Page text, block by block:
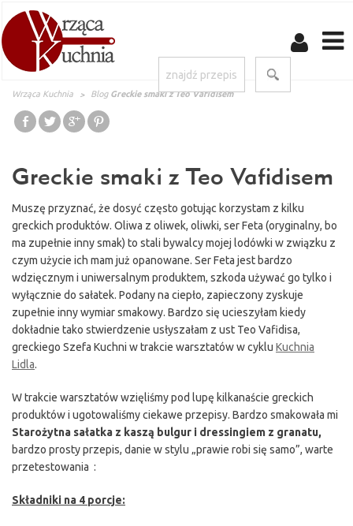
Wrząca Kuchnia Blog Greckie smaki z Teo Vafidisem
Greckie smaki z Teo Vafidisem
Muszę przyznać, że dosyć często gotując korzystam z kilku
greckich produktów. Oliwa z oliwek, oliwki, ser Feta (oryginalny, bo
ma zupełnie inny smak) to stali bywalcy mojej lodówki w związku z
czym użycie ich mam już opanowane. Ser Feta jest bardzo
wdzięcznym i uniwersalnym produktem, szkoda używać go tylko i
wyłącznie do sałatek. Podany na ciepło, zapieczony zyskuje
zupełnie inny wymiar smakowy. Bardzo się ucieszyłam kiedy
dokładnie tako stwierdzenie usłyszałam z ust Teo Vafidisa,
greckiego Szefa Kuchni w trakcie warsztatów w cyklu Kuchnia
Lidla.
W trakcie warsztatów wzięliśmy pod lupę kilkanaście greckich
produktów i ugotowaliśmy ciekawe przepisy. Bardzo smakowała mi
Starożytna sałatka z kaszą bulgur i dressingiem z granatu,
bardzo prosty przepis, danie w stylu „prawie robi się samo”, warte
przetestowania :
Składniki na 4 porcje: